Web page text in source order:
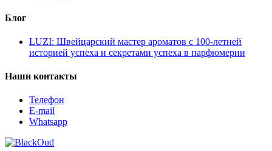
Блог
LUZI: Швейцарский мастер ароматов с 100-летней
историей успеха и секретами успеха в парфюмерии
Наши контакты
Телефон
E-mail
Whatsapp